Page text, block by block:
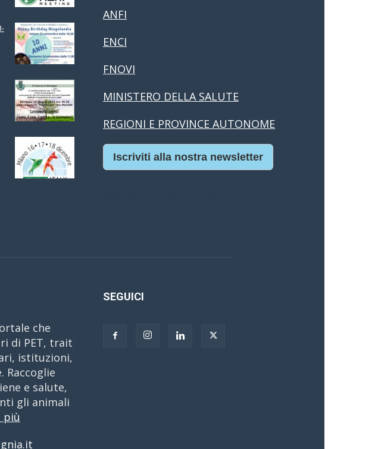
ANFI
ENCI
FNOVI
MINISTERO DELLA SALUTE
REGIONI E PROVINCE AUTONOME
Iscriviti alla nostra newsletter
che
di PET, trait
istituzioni,
e salute,
gli animali
più
SEGUICI